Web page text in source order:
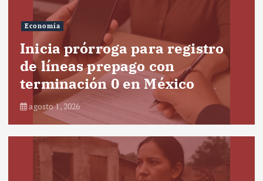
Economía
Inicia prórroga para registro
de líneas prepago con
terminación 0 en México
agosto 1, 2026